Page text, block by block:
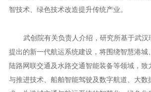
智技术、绿色技术改造提升传统产业。
武创院有关负责人介绍，研究所基于武
提出的新一代航运系统建设，将围绕智慧港城
陆路网联交通及水路交通智能装备等领域，致
与推进技术、船舶智能驾驶及数字航道、大数